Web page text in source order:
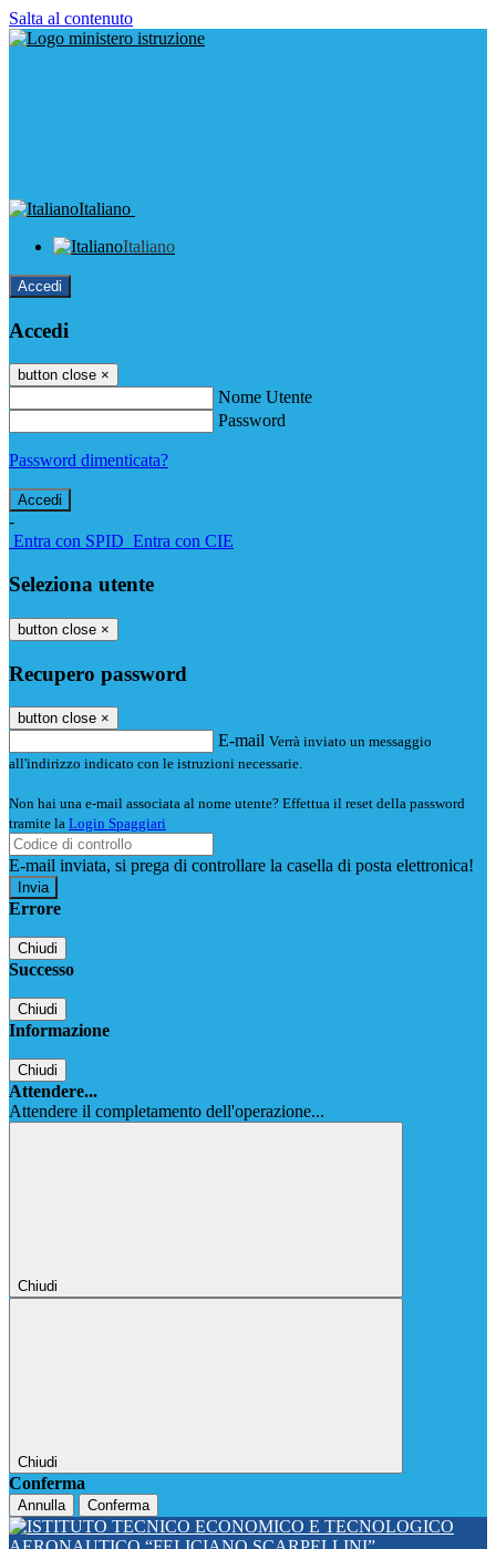
Salta al contenuto
Italiano
Italiano
Accedi
Accedi
button close ×
Nome Utente
Password
Password dimenticata?
-
Entra con SPID Entra con CIE
Seleziona utente
button close ×
Recupero password
button close ×
E-mail Verrà inviato un messaggio
all'indirizzo indicato con le istruzioni necessarie.
Non hai una e-mail associata al nome utente? Effettua il reset della password
tramite la Login Spaggiari
E-mail inviata, si prega di controllare la casella di posta elettronica!
Errore
Chiudi
Successo
Chiudi
Informazione
Chiudi
Attendere...
Attendere il completamento dell'operazione...
Chiudi
Chiudi
Conferma
Annulla Conferma